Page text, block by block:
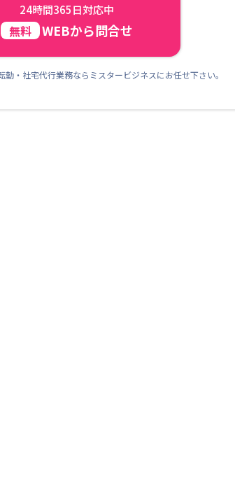
24時間365日対応中
無料 WEBから問合せ
・社宅代行業務ならミスタービジネスにお任せ下さい。